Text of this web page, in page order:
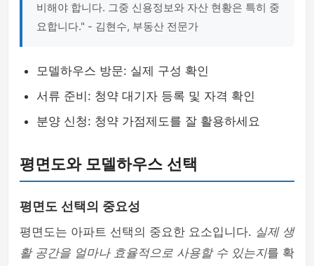
비해야 합니다. 그중 신용정보와 자산 현황은 특히 중
요합니다." - 김현수, 부동산 전문가
모델하우스 방문: 실제 구성 확인
서류 준비: 청약 대기자 등록 및 자격 확인
분양 신청: 청약 가점제도를 잘 활용하세요
평면도와 모델하우스 선택
평면도 선택의 중요성
평면도는 아파트 선택의 중요한 요소입니다. 실제 생
활 공간을 얼마나 효율적으로 사용할 수 있는지를 확